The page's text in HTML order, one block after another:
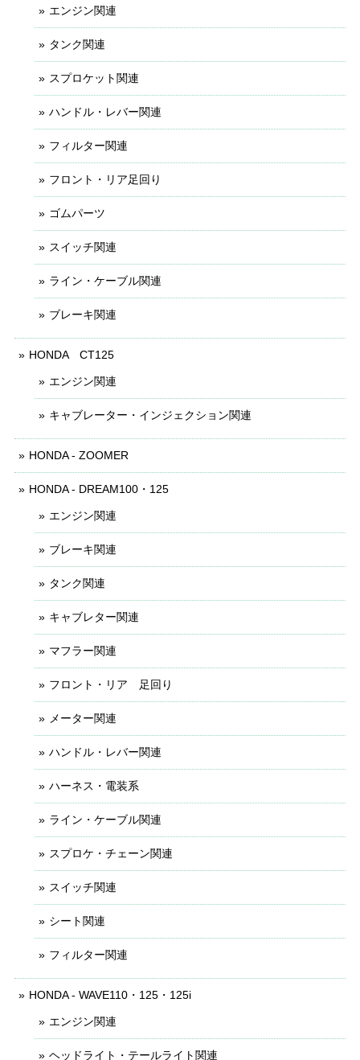
エンジン関連
タンク関連
スプロケット関連
ハンドル・レバー関連
フィルター関連
フロント・リア足回り
ゴムパーツ
スイッチ関連
ライン・ケーブル関連
ブレーキ関連
HONDA CT125
エンジン関連
キャブレーター・インジェクション関連
HONDA - ZOOMER
HONDA - DREAM100・125
エンジン関連
ブレーキ関連
タンク関連
キャブレター関連
マフラー関連
フロント・リア 足回り
メーター関連
ハンドル・レバー関連
ハーネス・電装系
ライン・ケーブル関連
スプロケ・チェーン関連
スイッチ関連
シート関連
フィルター関連
HONDA - WAVE110・125・125i
エンジン関連
ヘッドライト・テールライト関連